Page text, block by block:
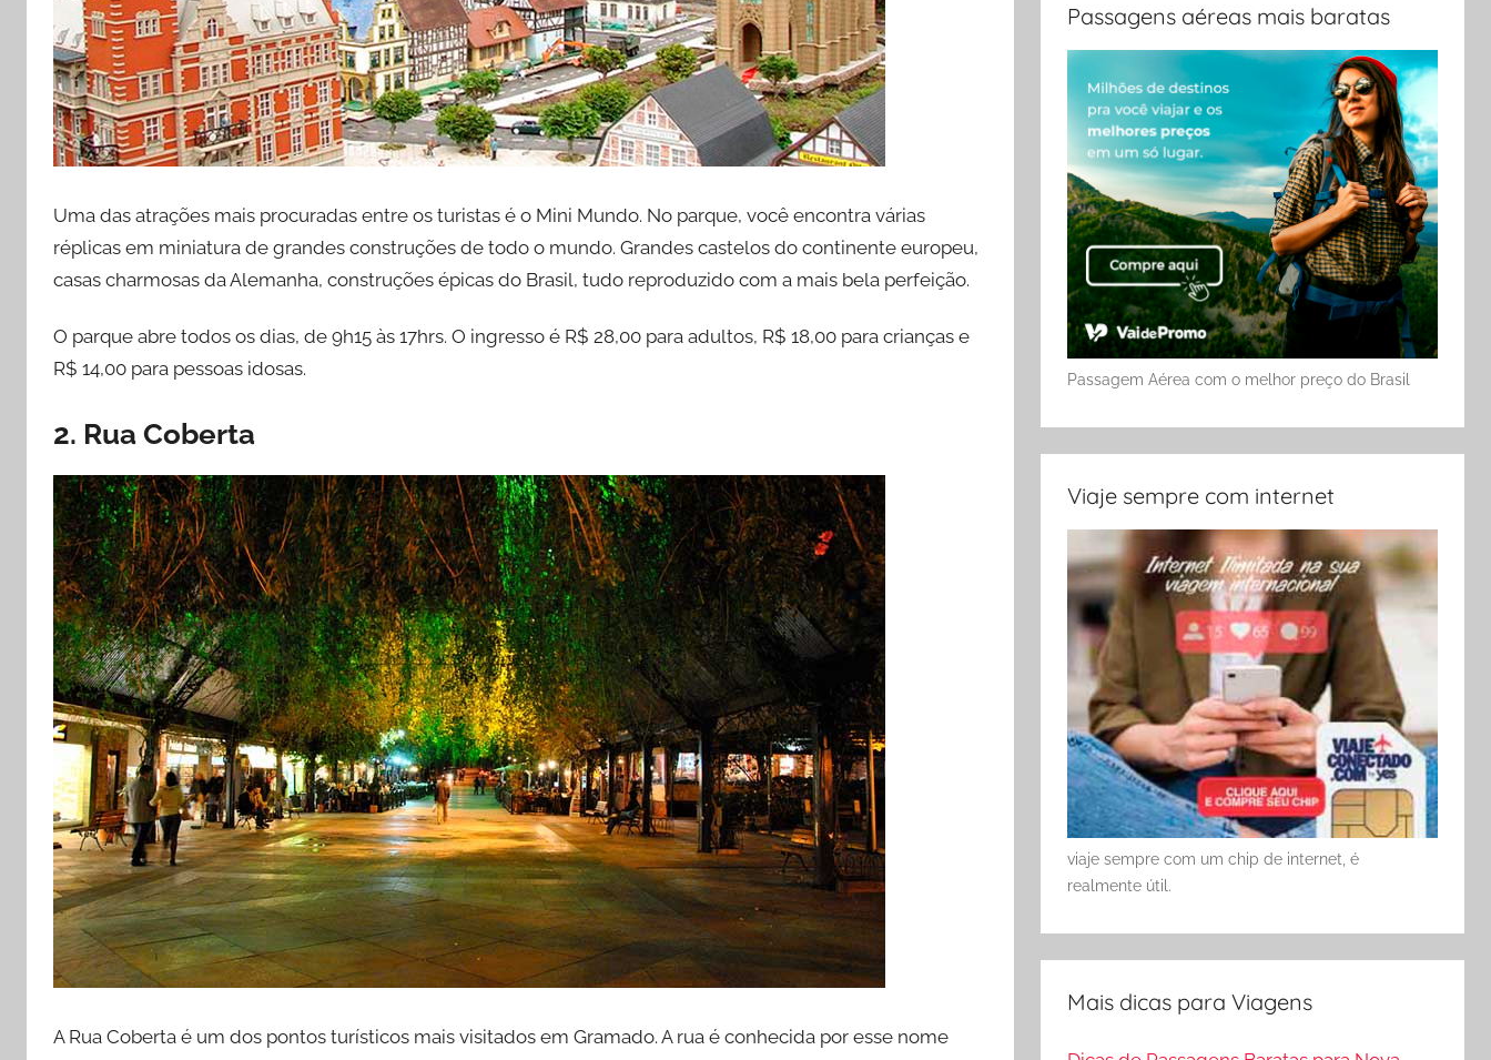
Uma das atrações mais procuradas entre os turistas é o Mini Mundo. No parque, você encontra várias
réplicas em miniatura de grandes construções de todo o mundo. Grandes castelos do continente europeu,
casas charmosas da Alemanha, construções épicas do Brasil, tudo reproduzido com a mais bela perfeição.
O parque abre todos os dias, de 9h15 às 17hrs. O ingresso é R$ 28,00 para adultos, R$ 18,00 para crianças e
R$ 14,00 para pessoas idosas.
2. Rua Coberta
A Rua Coberta é um dos pontos turísticos mais visitados em Gramado. A rua é conhecida por esse nome
Passagens aéreas mais baratas
Passagem Aérea com o melhor preço do Brasil
Viaje sempre com internet
viaje sempre com um chip de internet, é
realmente útil.
Mais dicas para Viagens